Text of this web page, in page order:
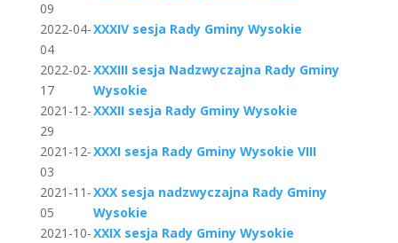
09
2022-04-
04
XXXIV sesja Rady Gminy Wysokie
2022-02-
17
XXXIII sesja Nadzwyczajna Rady Gminy
Wysokie
2021-12-
29
XXXII sesja Rady Gminy Wysokie
2021-12-
03
XXXI sesja Rady Gminy Wysokie VIII
2021-11-
05
XXX sesja nadzwyczajna Rady Gminy
Wysokie
2021-10-XXIX sesja Rady Gminy Wysokie